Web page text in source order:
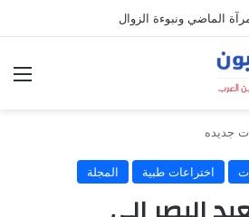
الماضي ونبوءة الزوال
جديده
اختراعات طبية المجلة